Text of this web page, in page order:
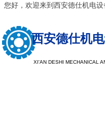
您好，欢迎来到西安德仕机电
西安德仕机
XI'AN DESHI MECHANICAL